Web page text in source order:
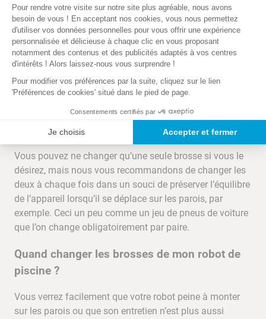
Si votre piscine est équipée d’un revêtement liner plus
fragile, l’emploi des brosses mousse est à proscrire. Il
faut, au contraire, choisir desbrosses picots. Munies de
lamelles en PVC non abrasives, elles permettent un
nettoyage parfait des parois et du fond de votre piscine,
tout en respectant votre liner.
Quand et comment changer les
brosses du robot électrique ?
Vous pouvez ne changer qu’une seule brosse si vous le
désirez, mais nous vous recommandons de changer les
deux à chaque fois dans un souci de préserver l’équilibre
de l’appareil lorsqu’il se déplace sur les parois, par
exemple. Ceci un peu comme un jeu de pneus de voiture
que l’on change obligatoirement par paire.
Quand changer les brosses de mon robot de
piscine ?
Vous verrez facilement que votre robot peine à monter
sur les parois ou que son entretien n’est plus aussi
Plateforme de Gestion du
Pour rendre votre visite sur notre site plus agréable, nous avons
besoin de vous ! En acceptant nos cookies, vous nous permettez
d'utiliser vos données personnelles pour vous offrir une expérience
personnalisée et délicieuse à chaque clic en vous proposant
notamment des contenus et des publicités adaptés à vos centres
d'intérêts ! Alors laissez-nous vous surprendre !
Pour modifier vos préférences par la suite, cliquez sur le lien
'Préférences de cookies' situé dans le pied de page.
Consentements certifiés par
Je choisis Accepter et fermer
Axeptio consent